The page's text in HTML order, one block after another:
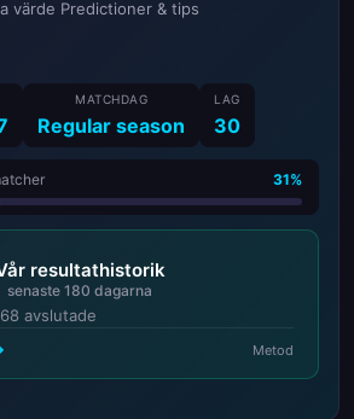
värde Predictioner & tips
MATCHDAG
Regular season
LAG
30
31%
resultathistorik
senaste 180 dagarna
avslutade
Metod